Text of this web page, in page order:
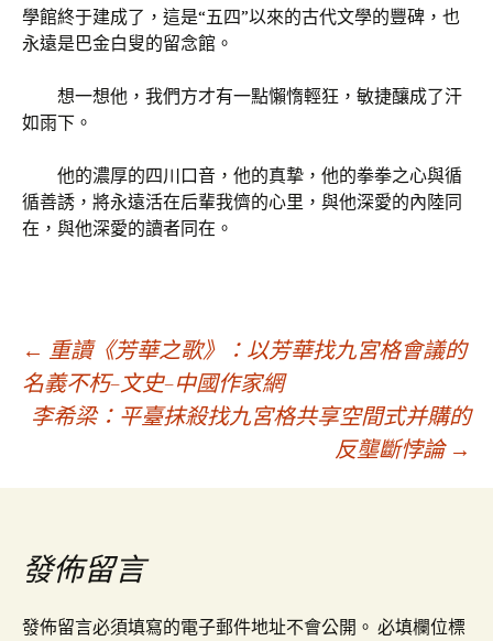
學館終于建成了，這是“五四”以來的古代文學的豐碑，也
永遠是巴金白叟的留念館。
想一想他，我們方才有一點懶惰輕狂，敏捷釀成了汗
如雨下。
他的濃厚的四川口音，他的真摯，他的拳拳之心與循
循善誘，將永遠活在后輩我儕的心里，與他深愛的內陸同
在，與他深愛的讀者同在。
文
章
導
覽
← 重讀《芳華之歌》：以芳華找九宮格會議的
名義不朽–文史–中國作家網
李希梁：平臺抹殺找九宮格共享空間式并購的
反壟斷悖論 →
發佈留言
發佈留言必須填寫的電子郵件地址不會公開。 必填欄位標